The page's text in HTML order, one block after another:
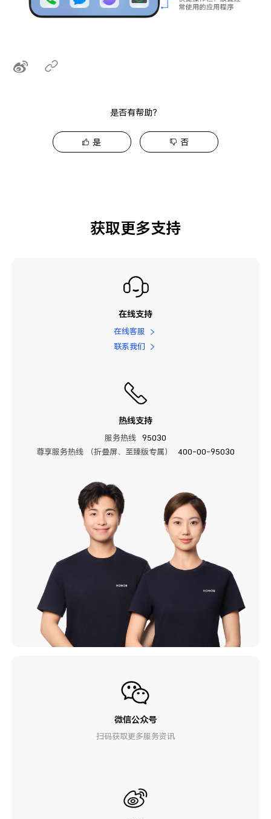
是否有帮助？
是 否
获取更多支持
在线支持
在线客服
联系我们
热线支持
服务热线
95030
尊享服务热线 （折叠屏、至臻版专属）
400-00-95030
微信公众号
扫码获取更多服务资讯